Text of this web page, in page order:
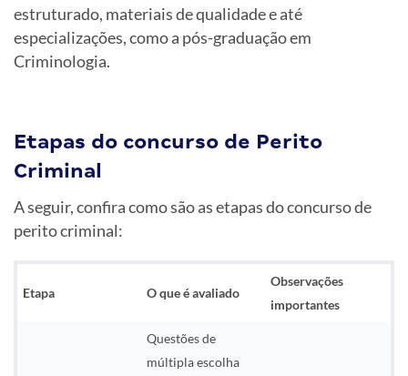
estruturado, materiais de qualidade e até
especializações, como a pós-graduação em
Criminologia.
Etapas do concurso de Perito
Criminal
A seguir, confira como são as etapas do concurso de
perito criminal:
Etapa O que é avaliado
Observações
importantes
Questões de
múltipla escolha